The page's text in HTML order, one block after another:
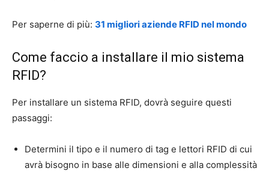
Per saperne di più: 31 migliori aziende RFID nel mondo
Come faccio a installare il mio sistema
RFID?
Per installare un sistema RFID, dovrà seguire questi
passaggi:
Determini il tipo e il numero di tag e lettori RFID di cui
avrà bisogno in base alle dimensioni e alla complessità